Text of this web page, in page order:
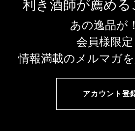
利き酒師が薦める
あの逸品が
会員様限定
情報満載のメルマガを
アカウント登